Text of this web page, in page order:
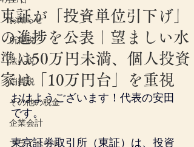
お知らせ
所得税
法人税
消費税
その他の税金
企業会計
プライベート
東証が「投資単位引下げ」
の進捗を公表｜望ましい水
準は50万円未満、個人投資
家は「10万円台」を重視
おはようございます！代表の安田
です。
東京証券取引所（東証）は、投資